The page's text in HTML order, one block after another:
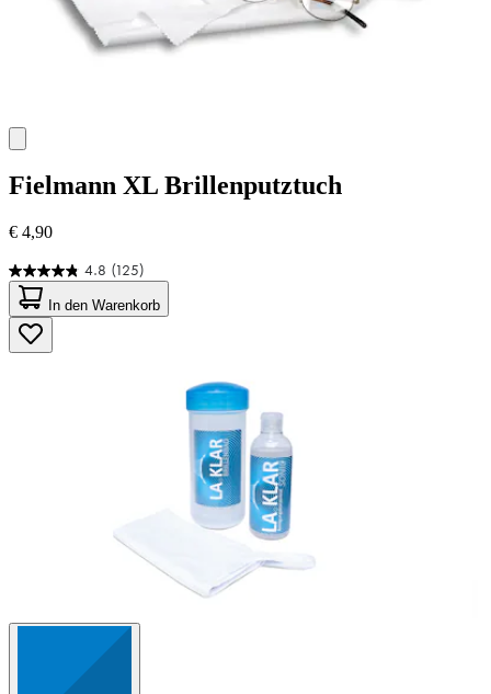
Fielmann XL Brillenputztuch
€ 4,90
4.8 (125)
4.8
von
5
Sternen.
125
In den Warenkorb